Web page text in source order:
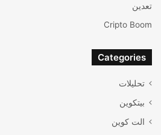
تعدين
Cripto Boom
Categories
تحليلات
بيتكوين
الت كوين